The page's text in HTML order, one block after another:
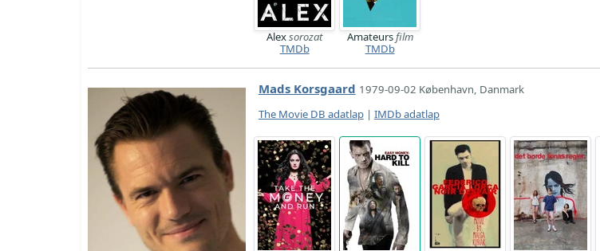
Alexsorozat
TMDb
Amateursfilm
TMDb
Mads Korsgaard 1979-09-02 København, Danmark
The Movie DB adatlap| IMDb adatlap